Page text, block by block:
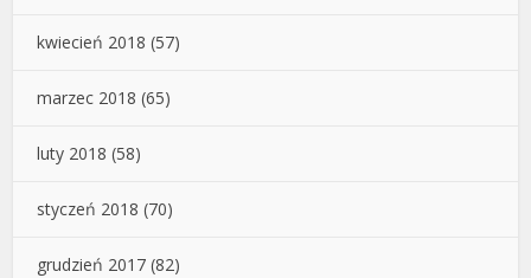
kwiecień 2018 (57)
marzec 2018 (65)
luty 2018 (58)
styczeń 2018 (70)
grudzień 2017 (82)